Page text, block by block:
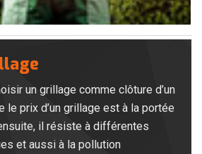
un grillage comme clôture d’un
le prix d’un grillage est à la portée
il résiste à différentes
et aussi à la pollution